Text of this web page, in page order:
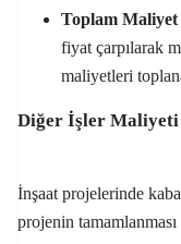
Toplam Maliyet
fiyat çarpılarak
maliyetleri
Diğer İşler Maliyeti
İnşaat projelerinde
projenin